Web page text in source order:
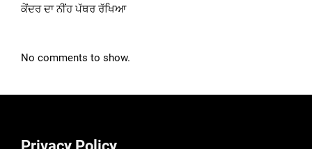
ਕੇਂਦਰ ਦਾ ਨੀਂਹ ਪੱਥਰ ਰੱਖਿਆ
No comments to show.